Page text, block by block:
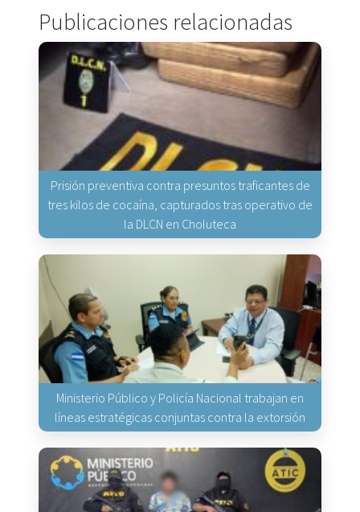
Publicaciones relacionadas
Prisión preventiva contra presuntos traficantes de
tres kilos de cocaína, capturados tras operativo de
la DLCN en Choluteca
Ministerio Público y Policía Nacional trabajan en
líneas estratégicas conjuntas contra la extorsión